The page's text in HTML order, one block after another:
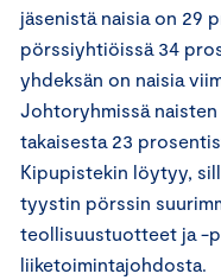
jäsenistä naisia on 29
pörssiyhtiöissä 34
yhdeksän on naisia
Johtoryhmissä
takaisesta 23
Kipupistekin löytyy,
tyystin pörssin
teollisuustuotteet ja -
liiketoimintajohdosta.